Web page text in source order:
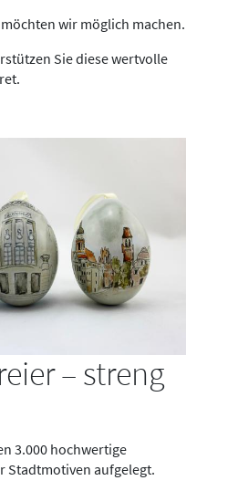
wir möglich machen.
Sie diese wertvolle
– streng
3.000 hochwertige
Stadtmotiven aufgelegt.